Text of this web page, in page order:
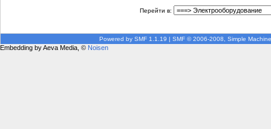
Перейти в:
Powered by SMF 1.1.19 | SMF © 2006-2008, Simple
Embedding by Aeva Media, © Noisen